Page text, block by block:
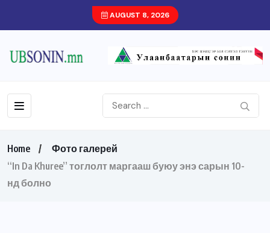
AUGUST 8, 2026
Home
Фото галерей
“In Da Khuree” тоглолт маргааш буюу энэ сарын 10-
нд болно